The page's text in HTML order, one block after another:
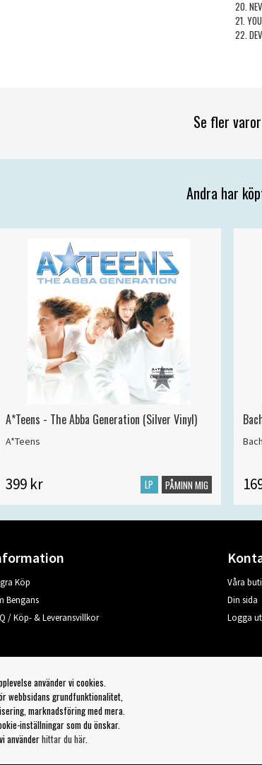
20.
21.
22.
Se fler varor
Andra har
A*Teens - The Abba Generation (Silver Vinyl)
A*Teens
399 kr LP PÅMINN MIG
Köp
Bengans
/ Köp- & Leveransvillkor
Våra
Din sida
Logga ut
använder vi cookies.
webbsidans grundfunktionalitet,
marknadsföring med mera.
inställningar som du önskar.
använderhittar du här.